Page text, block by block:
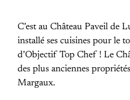
C’est au Château Paveil de
installé ses cuisines pour le
d’Objectif Top Chef ! Le
des plus anciennes
Margaux.